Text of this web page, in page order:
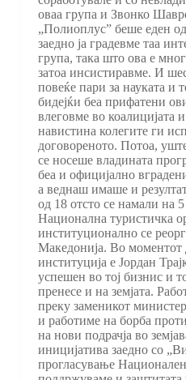
оваа група и Звонко
„Полиоплус” беше еден
заедно ја градевме таа
група, така што ова е
затоа инсистиравме. И
повеќе пари за науката и
бидејќи беа прифатени
влеговме во коалицијата
навистина колегите ги
договореното. Потоа,
се носеше владината
беа и официјално
а веднаш имаше и
од 18 отсто се намали на
Национална туристичка
институционално се
Македонија. Во моментот
институција е Јордан
успешен во тој бизнис и
пренесе и на земјата.
преку заменикот
и работиме на борба
на нови подрачја во
иницијатива заедно со
прогласување